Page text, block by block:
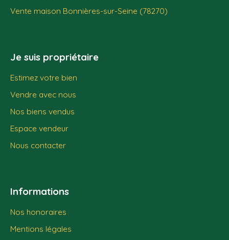
Vente maison Bonnières-sur-Seine (78270)
Je suis propriétaire
Estimez votre bien
Vendre avec nous
Nos biens vendus
Espace vendeur
Nous contacter
Informations
Nos honoraires
Mentions légales